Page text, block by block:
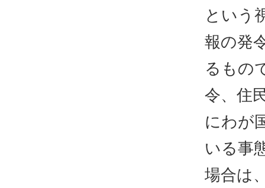
という
報の発
るもの
令、住
にわが
いる事
場合は